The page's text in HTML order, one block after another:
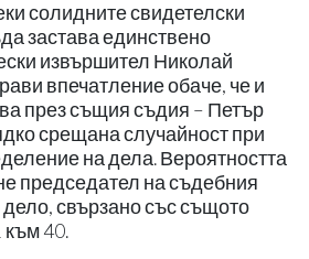
солидните свидетелски
застава единствено
извършител Николай
впечатление обаче, че и
през същия съдия – Петър
срещана случайност при
на дела. Вероятността
председател на съдебния
свързано със същото
към 40.